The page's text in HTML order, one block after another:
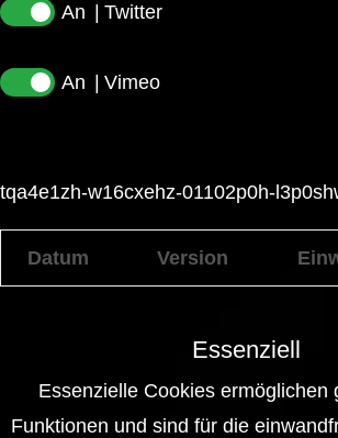
Twitter
Vimeo
tqa4e1zh-w16cxehz-01102p0h-
Datum Version
Essenziell
Essenzielle Cookies ermöglichen
Funktionen und sind für die